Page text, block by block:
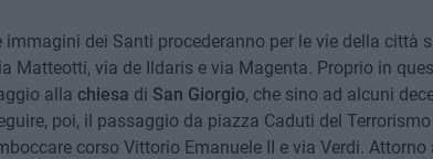
immagini dei Santi procederanno per le vie della città
Matteotti, via de Ildaris e via Magenta. Proprio in
alla chiesa di San Giorgio, che sino ad alcuni
poi, il passaggio da piazza Caduti del
corso Vittorio Emanuele II e via Verdi. Attorno